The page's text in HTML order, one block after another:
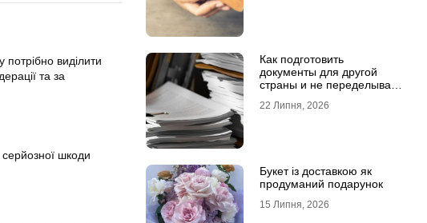
виділити
та за
шкоди
Как подготовить
документы для другой
страны и не переделывать
22 Липня, 2026
Букет із доставкою як
продуманий подарунок
15 Липня, 2026